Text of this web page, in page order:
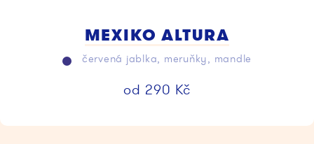
MEXIKO ALTURA
červená jablka, meruňky, mandle
od 290 Kč